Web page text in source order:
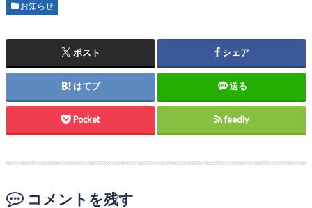
お知らせ
ポスト シェア
はてブ 送る
Pocket feedly
コメントを残す